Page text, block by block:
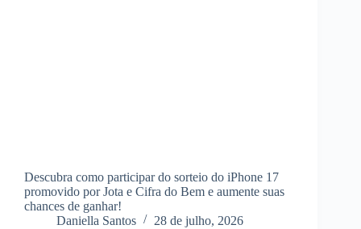
Descubra como participar do sorteio do iPhone 17
promovido por Jota e Cifra do Bem e aumente suas
chances de ganhar!
Daniella Santos
28 de julho, 2026